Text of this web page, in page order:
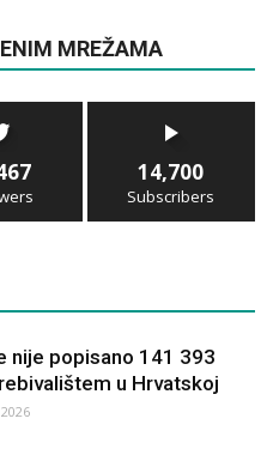
MREŽAMA
14,700
Subscribers
nije popisano 141 393
u Hrvatskoj